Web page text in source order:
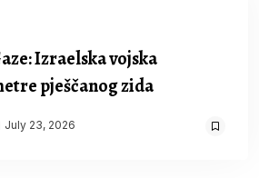
Izraelska vojska
pješčanog zida
July 23, 2026